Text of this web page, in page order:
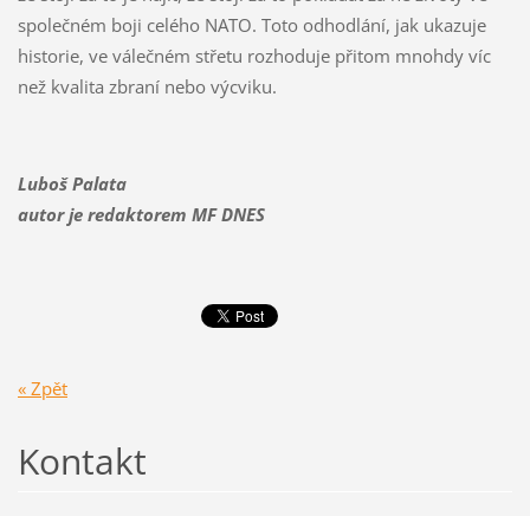
společném boji celého NATO. Toto odhodlání, jak ukazuje
historie, ve válečném střetu rozhoduje přitom mnohdy víc
než kvalita zbraní nebo výcviku.
Luboš Palata
autor je redaktorem MF DNES
« Zpět
Kontakt